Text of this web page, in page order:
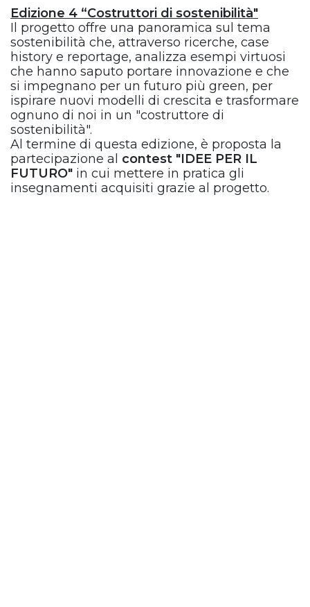
Edizione 4 “Costruttori di sostenibilità"
Il progetto offre una panoramica sul tema
sostenibilità che, attraverso ricerche, case
history e reportage, analizza esempi virtuosi
che hanno saputo portare innovazione e che
si impegnano per un futuro più green, per
ispirare nuovi modelli di crescita e trasformare
ognuno di noi in un "costruttore di
sostenibilità".
Al termine di questa edizione, è proposta la
partecipazione al contest "IDEE PER IL
FUTURO" in cui mettere in pratica gli
insegnamenti acquisiti grazie al progetto.